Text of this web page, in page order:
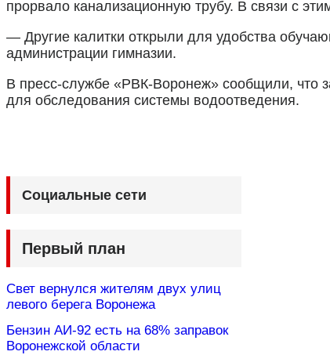
прорвало канализационную трубу. В связи с
— Другие калитки открыли для удобства
администрации гимназии.
В пресс-службе «РВК-Воронеж» сообщили, что
для обследования системы водоотведения.
Социальные сети
Первый план
Свет вернулся жителям двух улиц
левого берега Воронежа
Бензин АИ-92 есть на 68% заправок
Воронежской области